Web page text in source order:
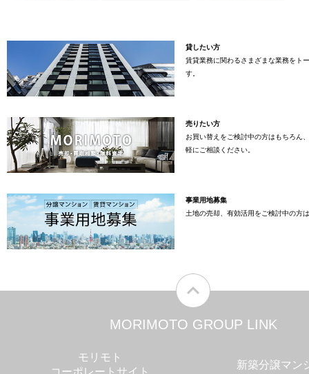
貸したい方
賃貸業務に関わるさまざまな業務をト
す。
売りたい方
お買い替えをご検討中の方はもちろん
軽にご相談ください。
事業用地募集
土地の売却、有効活用をご検討中の方
MORIMOTO GROUP LINK
モリモト
コーポレートサイト
新築分譲マン